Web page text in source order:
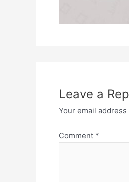
Leave a
Your email
Comment *